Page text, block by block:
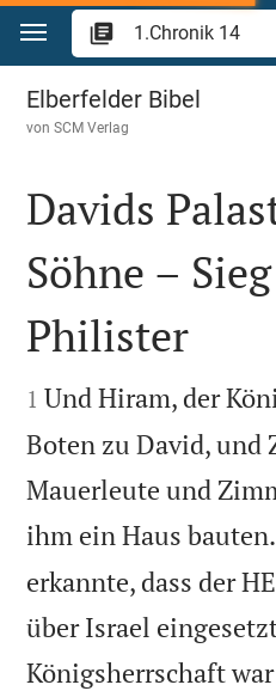
Zum Inhalt springen
1.Chronik 14
Elberfelder Bibel
vonSCM Verlag

Davids
Söhne –
Philister

1 Und Hiram, der
Boten zu David, und
Mauerleute und
ihm ein Haus bauten.
erkannte, dass der
über Israel
Königsherrschaft